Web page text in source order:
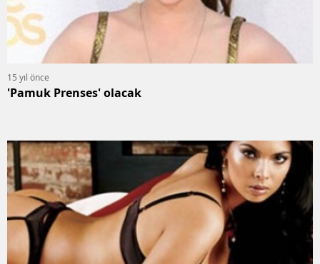
15 yıl önce
'Pamuk Prenses' olacak